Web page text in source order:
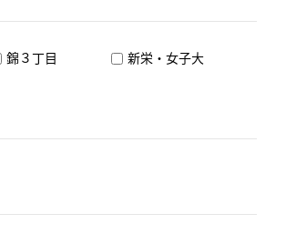
錦３丁目
新栄・女子大